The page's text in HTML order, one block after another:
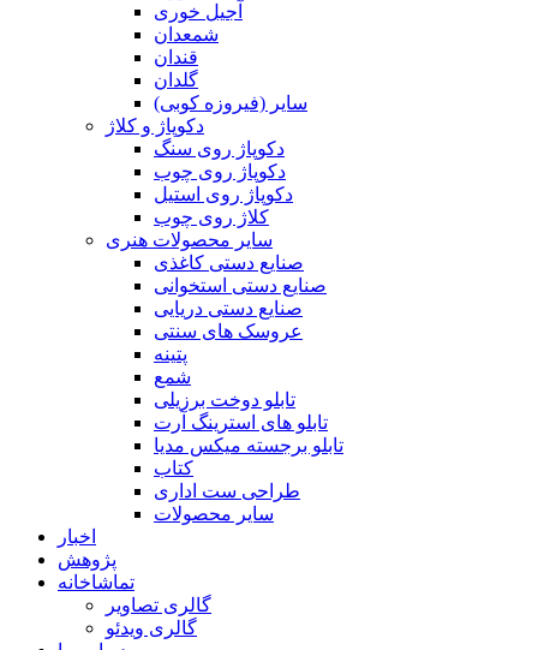
آجیل خوری
شمعدان
قندان
گلدان
سایر (فیروزه کوبی)
دکوپاژ و کلاژ
دکوپاژ روی سنگ
دکوپاژ روی چوب
دکوپاژ روی استیل
کلاژ روی چوب
سایر محصولات هنری
صنایع دستی کاغذی
صنایع دستی استخوانی
صنایع دستی دریایی
عروسک های سنتی
پتینه
شمع
تابلو دوخت برزیلی
تابلو های استرینگ آرت
تابلو برجسته میکس مدیا
کتاب
طراحی ست اداری
سایر محصولات
اخبار
پژوهش
تماشاخانه
گالری تصاویر
گالری ویدئو